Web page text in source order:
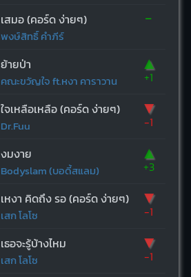
เสมอ (คอร์ด ง่ายๆ)
พงษ์สิทธิ์ คำภีร์
-
ย้ายป่า
คณะขวัญใจ ft.หงา คาราวาน
▲
+1
ใจเหลือเหลือ (คอร์ด ง่ายๆ)
Dr.Fuu
▼
-1
งมงาย
Bodyslam (บอดี้สแลม)
▲
+3
เหงา คิดถึง รอ (คอร์ด ง่ายๆ)
เสก โลโซ
▼
-1
เธอจะรู้บ้างไหม
เสก โลโซ
▼
-1